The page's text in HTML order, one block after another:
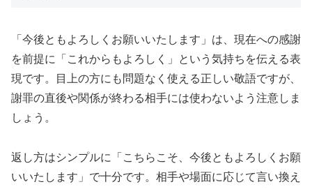
「今後ともよろしくお願いいたします」は、現在への感謝
を前提に「これからもよろしく」という気持ちを伝える表
現です。目上の方にも問題なく使える正しい敬語ですが、
謝罪の直後や関係が終わる相手には使わないよう注意しま
しょう。
返し方はシンプルに「こちらこそ、今後ともよろしくお願
いいたします」で十分です。相手や場面に応じて言い換え